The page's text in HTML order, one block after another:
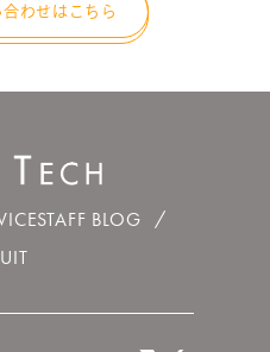
わせはこちら
STAFF BLOG